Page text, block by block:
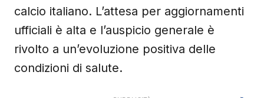
calcio italiano. L’attesa per aggiornamenti
ufficiali è alta e l’auspicio generale è
rivolto a un’evoluzione positiva delle
condizioni di salute.